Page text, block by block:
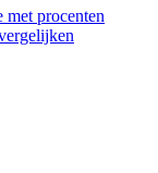
met procenten